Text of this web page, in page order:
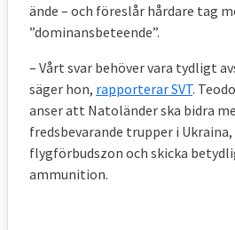
ände – och föreslår hårdare tag
”dominansbeteende”.
– Vårt svar behöver vara tydligt
säger hon, rapporterar SVT.
anser att Natoländer ska bidra
fredsbevarande trupper i
flygförbudszon och skicka
ammunition.